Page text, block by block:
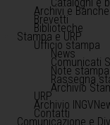
Archivi e
Brevetti
Biblioteche
Stampa e URP
Ufficio stampa
News
Comunicati
Note stampa
Rassegna
Archivio
URP
Archivio
Contatti
Comunicazione e